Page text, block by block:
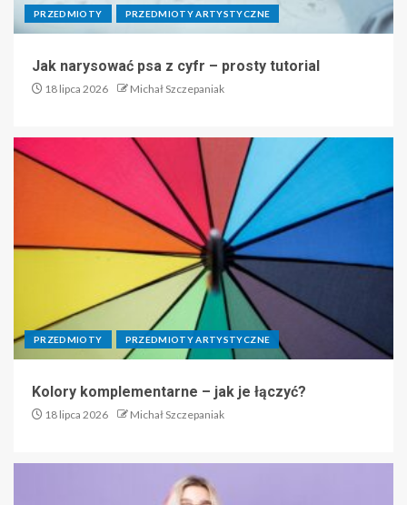
PRZEDMIOTY PRZEDMIOTY ARTYSTYCZNE
Jak narysować psa z cyfr – prosty tutorial
18 lipca 2026 Michał Szczepaniak
PRZEDMIOTY PRZEDMIOTY ARTYSTYCZNE
Kolory komplementarne – jak je łączyć?
18 lipca 2026 Michał Szczepaniak